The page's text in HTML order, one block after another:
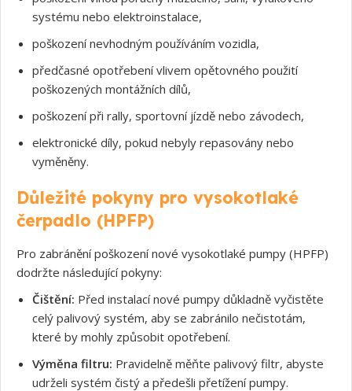
systému nebo elektroinstalace,
poškození nevhodným používáním vozidla,
předčasné opotřebení vlivem opětovného použití
poškozených montážních dílů,
poškození při rally, sportovní jízdě nebo závodech,
elektronické díly, pokud nebyly repasovány nebo
vyměněny.
Důležité pokyny pro vysokotlaké
čerpadlo (HPFP)
Pro zabránění poškození nové vysokotlaké pumpy (HPFP)
dodržte následující pokyny:
Čištění: Před instalací nové pumpy důkladně vyčistěte
celý palivový systém, aby se zabránilo nečistotám,
které by mohly způsobit opotřebení.
Výměna filtru: Pravidelně měňte palivový filtr, abyste
udrželi systém čistý a předešli přetížení pumpy.
Souhlasím s GDPR